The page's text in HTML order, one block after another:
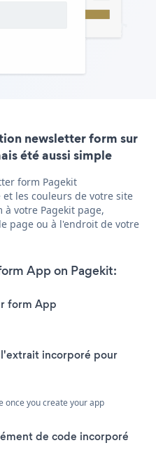
newsletter form sur
été aussi simple
form Pagekit
les couleurs de votre site
votre Pagekit page,
page ou à l'endroit de votre
App on Pagekit:
form App
incorporé pour
once you create your app
de code incorporé